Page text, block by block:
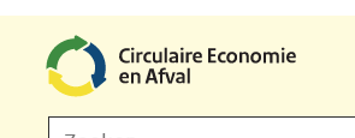
worden
toegestaan